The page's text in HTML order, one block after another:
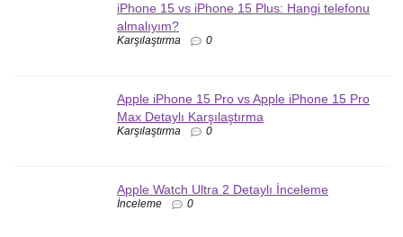
iPhone 15 vs iPhone 15 Plus: Hangi telefonu
almalıyım?
Karşılaştırma 0
Apple iPhone 15 Pro vs Apple iPhone 15 Pro
Max Detaylı Karşılaştırma
Karşılaştırma 0
Apple Watch Ultra 2 Detaylı İnceleme
İnceleme 0